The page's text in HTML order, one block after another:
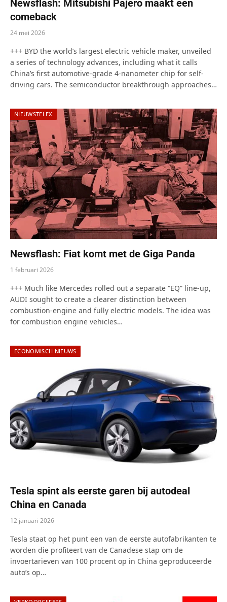
Newsflash: Mitsubishi Pajero maakt een
comeback
24 mei 2026
+++ BYD the world’s largest electric vehicle maker, unveiled
a series of technology advances, including what it calls
China’s first automotive-grade 4-nanometer chip for self-
driving cars. The semiconductor breakthrough approaches…
NIEUWSTELEX
Newsflash: Fiat komt met de Giga Panda
1 februari 2026
+++ Much like Mercedes rolled out a separate “EQ” line-up,
AUDI sought to create a clearer distinction between
combustion-engine and fully electric models. The idea was
for combustion engine vehicles…
ECONOMISCH NIEUWS
Tesla spint als eerste garen bij autodeal
China en Canada
12 januari 2026
Tesla staat op het punt een van de eerste autofabrikanten te
worden die profiteert van de Canadese stap om de
invoertarieven van 100 procent op in China geproduceerde
auto’s op…